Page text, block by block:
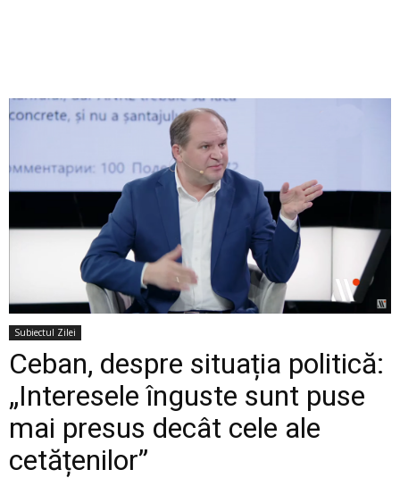
Subiectul Zilei
Ceban, despre situația politică:
„Interesele înguste sunt puse
mai presus decât cele ale
cetățenilor”